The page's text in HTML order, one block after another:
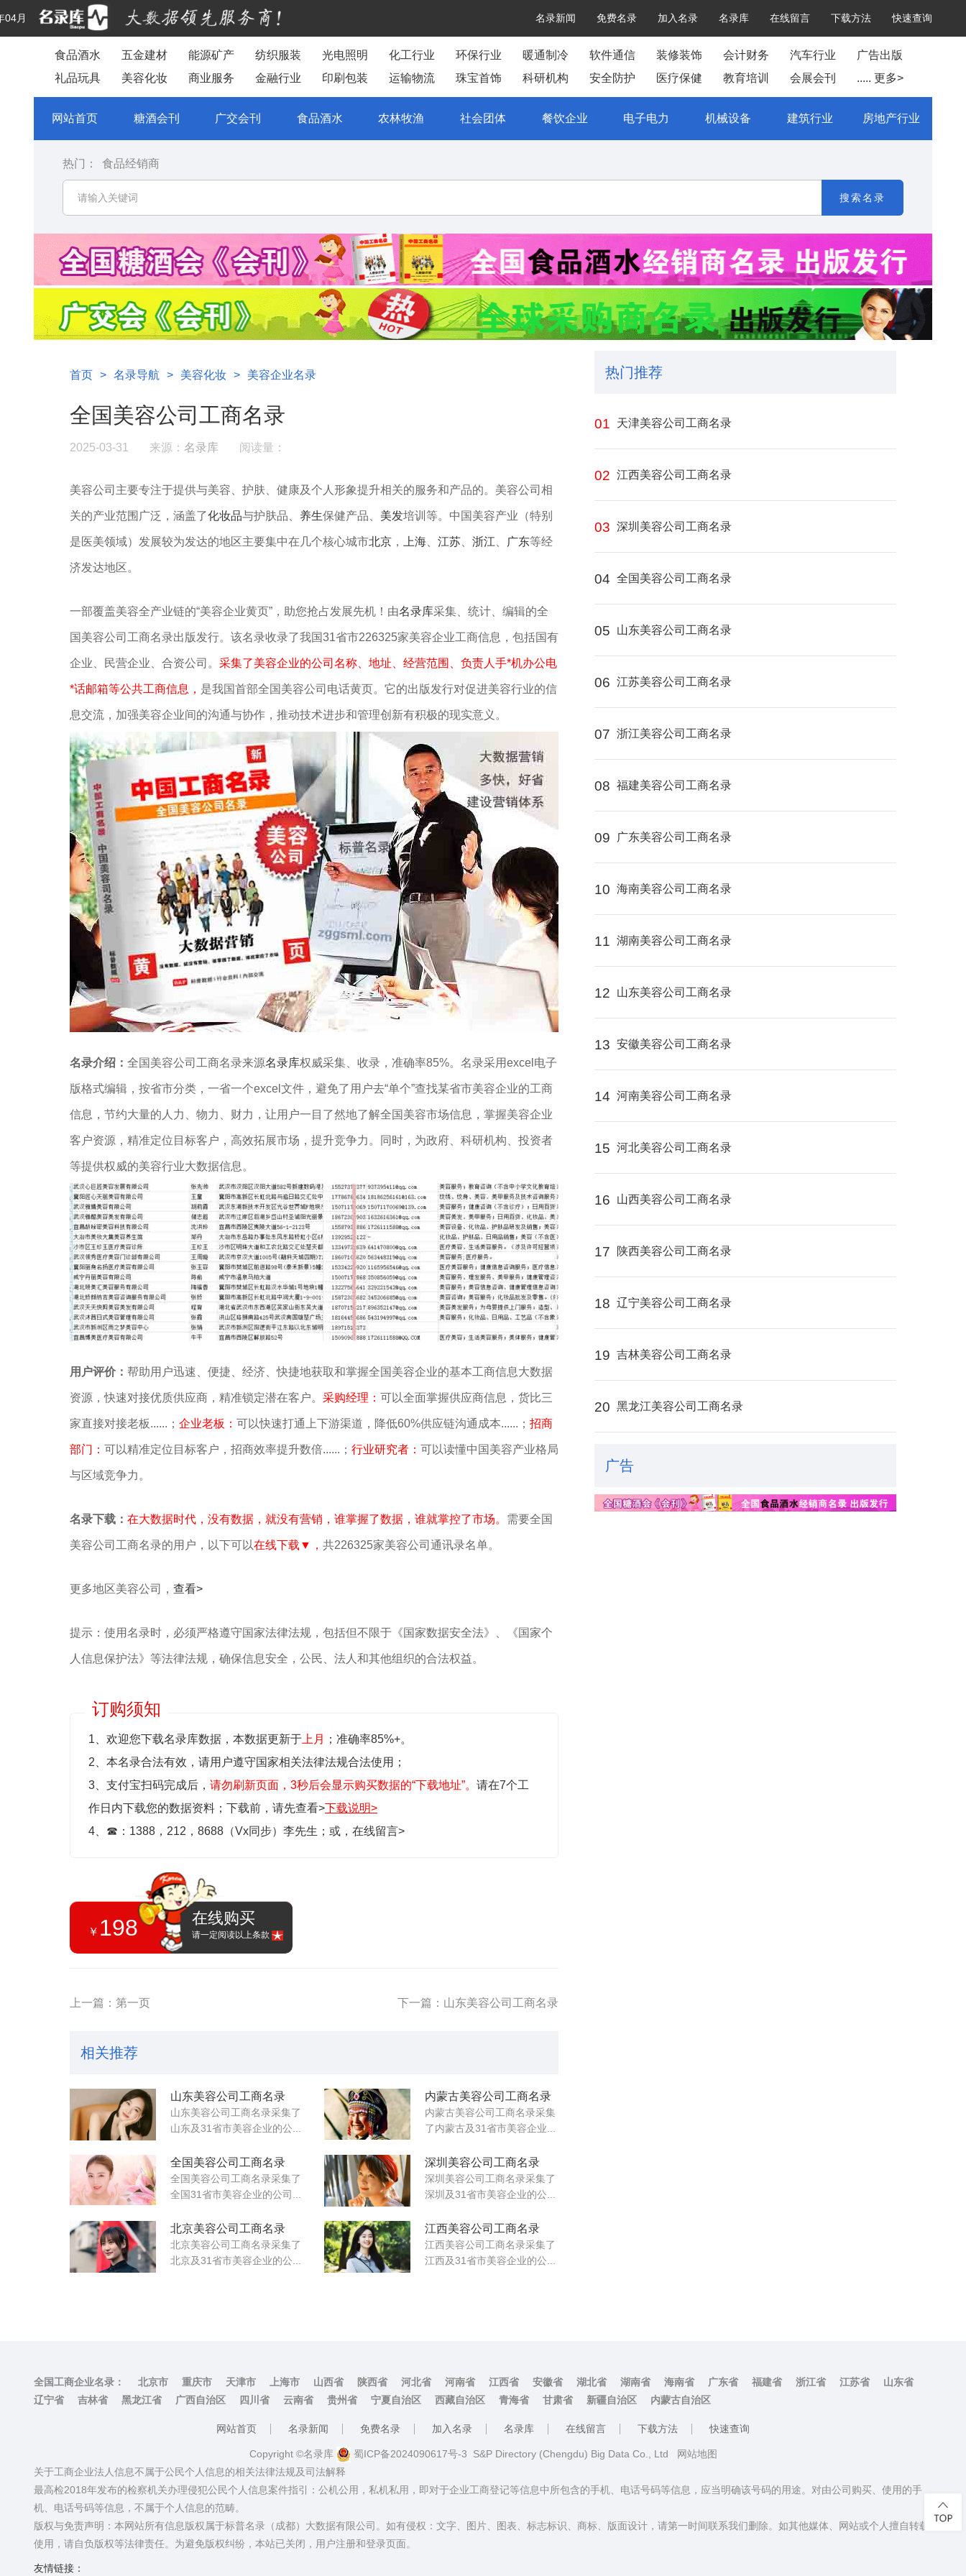
名录新闻 免费名录 加入名录 名录库 在线留言 下载方法 快速查询
04月
食品酒水 五金建材 能源矿产 纺织服装 光电照明 化工行业 环保行业 暖通制冷 软件通信 装修装饰 会计财务 汽车行业
广告出版
礼品玩具
美容化妆 商业服务 金融行业 印刷包装 运输物流 珠宝首饰 科研机构 安全防护 医疗保健 教育培训 会展会刊 ..... 更多>
网站首页 糖酒会刊 广交会刊 食品酒水 农林牧渔 社会团体 餐饮企业 电子电力 机械设备 建筑行业 房地产行业
热门： 食品经销商
搜索名录
首页 > 名录导航 > 美容化妆 > 美容企业名录
全国美容公司工商名录
2025-03-31 来源： 名录库 阅读量：
美容公司主要专注于提供与美容、护肤、健康及个人形象提升相关的服务和产品的。美容公司相
关的产业范围广泛，涵盖了化妆品与护肤品、 养生保健产品、 美发培训等。中国美容产业（特别
是医美领域）发展较为发达的地区主要集中在几个核心城市北京 ， 上海 江苏 浙江 广东等经
济发达地区。
一部覆盖美容全产业链的“美容企业黄页”，助您抢占发展先机！由名录库采集、统计、编辑的全
国美容公司工商名录出版发行。该名录收录了我国31省市226325家美容企业工商信息，包括国有
企业、民营企业、合资公司。 采集了美容企业的公司名称、地址、经营范围、负责人手*机办公电
*话邮箱等公共工商信息， 是我国首部全国美容公司电话黄页。它的出版发行对促进美容行业的信
息交流，加强美容企业间的沟通与协作，推动技术进步和管理创新有积极的现实意义。
名录介绍： 全国美容公司工商名录来源名录库权威采集、收录，准确率85%。名录采用excel电子
版格式编辑，按省市分类，一省一个excel文件，避免了用户去“单个”查找某省市美容企业的工商
信息，节约大量的人力、物力、财力，让用户一目了然地了解全国美容市场信息，掌握美容企业
客户资源，精准定位目标客户，高效拓展市场，提升竞争力。同时，为政府、科研机构、投资者
等提供权威的美容行业大数据信息。
用户评价： 帮助用户迅速、便捷、经济、快捷地获取和掌握全国美容企业的基本工商信息大数据
资源，快速对接优质供应商，精准锁定潜在客户。 采购经理： 可以全面掌握供应商信息，货比三
家直接对接老板......； 企业老板： 可以快速打通上下游渠道，降低60%供应链沟通成本......； 招商
部门： 可以精准定位目标客户，招商效率提升数倍......； 行业研究者： 可以读懂中国美容产业格局
与区域竞争力。
名录下载： 在大数据时代，没有数据，就没有营销，谁掌握了数据，谁就掌控了市场。 需要全国
美容公司工商名录的用户，以下可以在线下载▼， 共226325家美容公司通讯录名单。
更多地区美容公司， 查看>
提示：使用名录时，必须严格遵守国家法律法规，包括但不限于《国家数据安全法》、《国家个
人信息保护法》等‌法律法规，确保信息安全，公民、法人和其他组织的合法权益。
订购须知
1、欢迎您下载名录库数据，本数据更新于 上月
；准确率85%+。
2、本名录合法有效，请用户遵守国家相关法律法规合法使用；
3、支付宝扫码完成后， 请勿刷新页面，3秒后会显示购买数据的“下载地址”。 请在7个工
作日内下载您的数据资料； 下载前，请先查看>下载说明>
4、 ☎ ：1388，212，8688（Vx同步）李先生；或， 在线留言>
￥ 198 在线购买
请一定阅读以上条款
上一篇：第一页 下一篇：山东美容公司工商名录
相关推荐
山东美容公司工商名录
山东美容公司工商名录采集了
山东及31省市美容企业的公...
内蒙古美容公司工商名录
内蒙古美容公司工商名录采集
了内蒙古及31省市美容企业...
全国美容公司工商名录
全国美容公司工商名录采集了
全国31省市美容企业的公司...
深圳美容公司工商名录
深圳美容公司工商名录采集了
深圳及31省市美容企业的公...
北京美容公司工商名录
北京美容公司工商名录采集了
北京及31省市美容企业的公...
江西美容公司工商名录
江西美容公司工商名录采集了
江西及31省市美容企业的公...
热门推荐
01 天津美容公司工商名录
02 江西美容公司工商名录
03 深圳美容公司工商名录
04 全国美容公司工商名录
05 山东美容公司工商名录
06 江苏美容公司工商名录
07 浙江美容公司工商名录
08 福建美容公司工商名录
09 广东美容公司工商名录
10 海南美容公司工商名录
11 湖南美容公司工商名录
12 山东美容公司工商名录
13 安徽美容公司工商名录
14 河南美容公司工商名录
15 河北美容公司工商名录
16 山西美容公司工商名录
17 陕西美容公司工商名录
18 辽宁美容公司工商名录
19 吉林美容公司工商名录
20 黑龙江美容公司工商名录
广告
全国工商企业名录： 北京市 重庆市 天津市 上海市 山西省 陕西省 河北省 河南省 江西省 安徽省 湖北省 湖南省 海南省 广东省 福建省 浙江省 江苏省
山东省
辽宁省
吉林省 黑龙江省 广西自治区 四川省 云南省 贵州省 宁夏自治区 西藏自治区 青海省 甘肃省 新疆自治区 内蒙古自治区
网站首页 名录新闻 免费名录 加入名录 名录库 在线留言 下载方法 快速查询
Copyright ©名录库 蜀ICP备2024090617号-3 S&P Directory (Chengdu) Big Data Co., Ltd
网站地图
关于工商企业法人信息不属于公民个人信息的相关法律法规及司法解释
最高检2018年发布的检察机关办理侵犯公民个人信息案件指引：公机公用，私机私用，即对于企业工商登记等信息中所包含的手机、电话号码等信息，应当明确该号码的用途。对由公司购买、使用的手
机、电话号码等信息，不属于个人信息的范畴。
版权与免责声明：本网站所有信息版权属于标普名录（成都）大数据有限公司。如有侵权：文字、图片、图表、标志标识、商标、版面设计，请第一时间联系我们删除。如其他媒体、网站或个人擅自转载
使用，请自负版权等法律责任。为避免版权纠纷，本站已关闭，用户注册和登录页面。
友情链接：